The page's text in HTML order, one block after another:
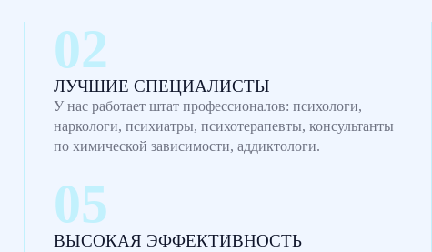
ЛУЧШИЕ СПЕЦИАЛИСТЫ
У нас работает штат профессионалов: психологи,
наркологи, психиатры, психотерапевты, консультанты
по химической зависимости, аддиктологи.
ВЫСОКАЯ ЭФФЕКТИВНОСТЬ